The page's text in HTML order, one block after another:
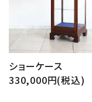
ショーケース
330,000円(税込)